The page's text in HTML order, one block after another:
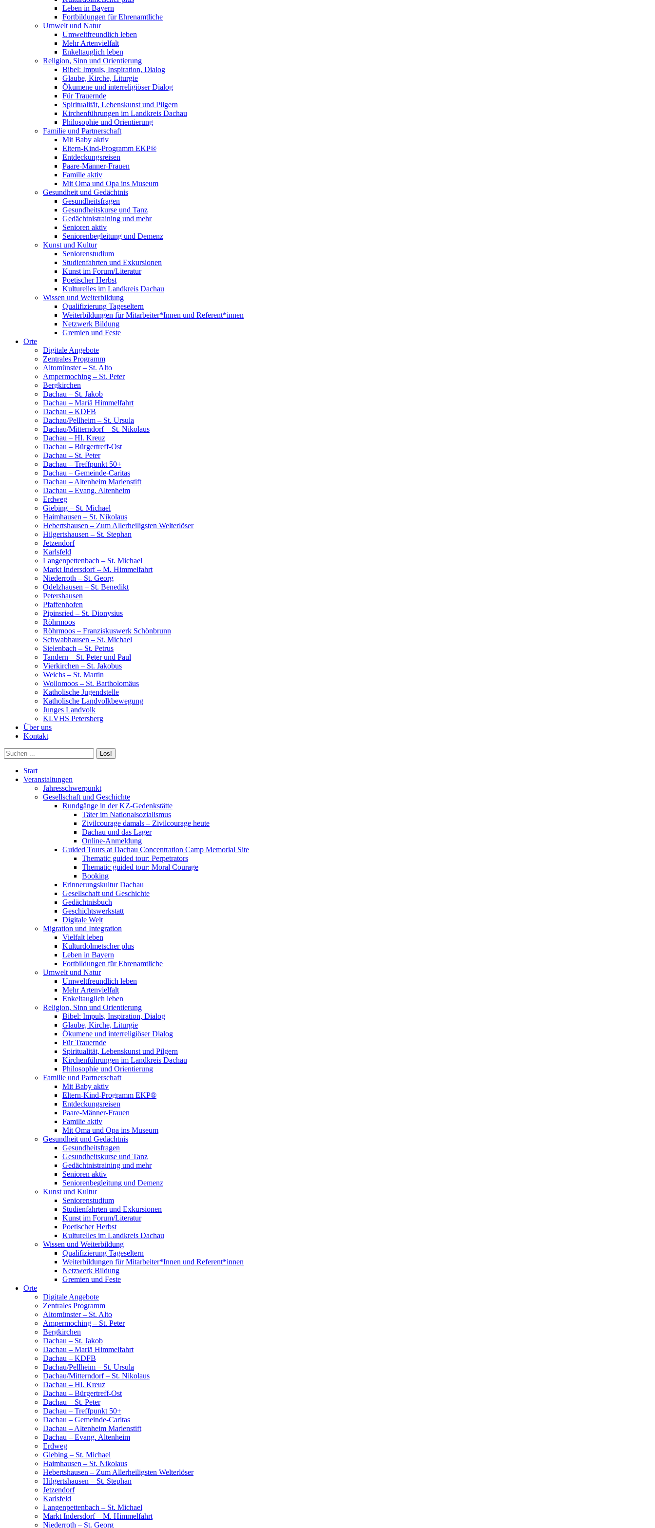
Leben in Bayern
Fortbildungen für Ehrenamtliche
Umwelt und Natur
Umweltfreundlich leben
Mehr Artenvielfalt
Enkeltauglich leben
Religion, Sinn und Orientierung
Bibel: Impuls, Inspiration, Dialog
Glaube, Kirche, Liturgie
Ökumene und interreligiöser Dialog
Für Trauernde
Spiritualität, Lebenskunst und Pilgern
Kirchenführungen im Landkreis Dachau
Philosophie und Orientierung
Familie und Partnerschaft
Mit Baby aktiv
Eltern-Kind-Programm EKP®
Entdeckungsreisen
Paare-Männer-Frauen
Familie aktiv
Mit Oma und Opa ins Museum
Gesundheit und Gedächtnis
Gesundheitsfragen
Gesundheitskurse und Tanz
Gedächtnistraining und mehr
Senioren aktiv
Seniorenbegleitung und Demenz
Kunst und Kultur
Seniorenstudium
Studienfahrten und Exkursionen
Kunst im Forum/Literatur
Poetischer Herbst
Kulturelles im Landkreis Dachau
Wissen und Weiterbildung
Qualifizierung Tageseltern
Weiterbildungen für Mitarbeiter*Innen und Referent*innen
Netzwerk Bildung
Gremien und Feste
Orte
Digitale Angebote
Zentrales Programm
Altomünster – St. Alto
Ampermoching – St. Peter
Bergkirchen
Dachau – St. Jakob
Dachau – Mariä Himmelfahrt
Dachau – KDFB
Dachau/Pellheim – St. Ursula
Dachau/Mitterndorf – St. Nikolaus
Dachau – Hl. Kreuz
Dachau – Bürgertreff-Ost
Dachau – St. Peter
Dachau – Treffpunkt 50+
Dachau – Gemeinde-Caritas
Dachau – Altenheim Marienstift
Dachau – Evang. Altenheim
Erdweg
Giebing – St. Michael
Haimhausen – St. Nikolaus
Hebertshausen – Zum Allerheiligsten Welterlöser
Hilgertshausen – St. Stephan
Jetzendorf
Karlsfeld
Langenpettenbach – St. Michael
Markt Indersdorf – M. Himmelfahrt
Niederroth – St. Georg
Odelzhausen – St. Benedikt
Petershausen
Pfaffenhofen
Pipinsried – St. Dionysius
Röhrmoos
Röhrmoos – Franziskuswerk Schönbrunn
Schwabhausen – St. Michael
Sielenbach – St. Petrus
Tandern – St. Peter und Paul
Vierkirchen – St. Jakobus
Weichs – St. Martin
Wollomoos – St. Bartholomäus
Katholische Jugendstelle
Katholische Landvolkbewegung
Junges Landvolk
KLVHS Petersberg
Über uns
Kontakt
Search:
Start
Veranstaltungen
Jahresschwerpunkt
Gesellschaft und Geschichte
Rundgänge in der KZ-Gedenkstätte
Täter im Nationalsozialismus
Zivilcourage damals – Zivilcourage heute
Dachau und das Lager
Online-Anmeldung
Guided Tours at Dachau Concentration Camp Memorial Site
Thematic guided tour: Perpetrators
Thematic guided tour: Moral Courage
Booking
Erinnerungskultur Dachau
Gesellschaft und Geschichte
Gedächtnisbuch
Geschichtswerkstatt
Digitale Welt
Migration und Integration
Vielfalt leben
Kulturdolmetscher plus
Leben in Bayern
Fortbildungen für Ehrenamtliche
Umwelt und Natur
Umweltfreundlich leben
Mehr Artenvielfalt
Enkeltauglich leben
Religion, Sinn und Orientierung
Bibel: Impuls, Inspiration, Dialog
Glaube, Kirche, Liturgie
Ökumene und interreligiöser Dialog
Für Trauernde
Spiritualität, Lebenskunst und Pilgern
Kirchenführungen im Landkreis Dachau
Philosophie und Orientierung
Familie und Partnerschaft
Mit Baby aktiv
Eltern-Kind-Programm EKP®
Entdeckungsreisen
Paare-Männer-Frauen
Familie aktiv
Mit Oma und Opa ins Museum
Gesundheit und Gedächtnis
Gesundheitsfragen
Gesundheitskurse und Tanz
Gedächtnistraining und mehr
Senioren aktiv
Seniorenbegleitung und Demenz
Kunst und Kultur
Seniorenstudium
Studienfahrten und Exkursionen
Kunst im Forum/Literatur
Poetischer Herbst
Kulturelles im Landkreis Dachau
Wissen und Weiterbildung
Qualifizierung Tageseltern
Weiterbildungen für Mitarbeiter*Innen und Referent*innen
Netzwerk Bildung
Gremien und Feste
Orte
Digitale Angebote
Zentrales Programm
Altomünster – St. Alto
Ampermoching – St. Peter
Bergkirchen
Dachau – St. Jakob
Dachau – Mariä Himmelfahrt
Dachau – KDFB
Dachau/Pellheim – St. Ursula
Dachau/Mitterndorf – St. Nikolaus
Dachau – Hl. Kreuz
Dachau – Bürgertreff-Ost
Dachau – St. Peter
Dachau – Treffpunkt 50+
Dachau – Gemeinde-Caritas
Dachau – Altenheim Marienstift
Dachau – Evang. Altenheim
Erdweg
Giebing – St. Michael
Haimhausen – St. Nikolaus
Hebertshausen – Zum Allerheiligsten Welterlöser
Hilgertshausen – St. Stephan
Jetzendorf
Karlsfeld
Langenpettenbach – St. Michael
Markt Indersdorf – M. Himmelfahrt
Niederroth – St. Georg